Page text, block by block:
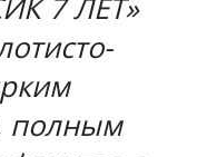
7 ЛЕТ»
полным